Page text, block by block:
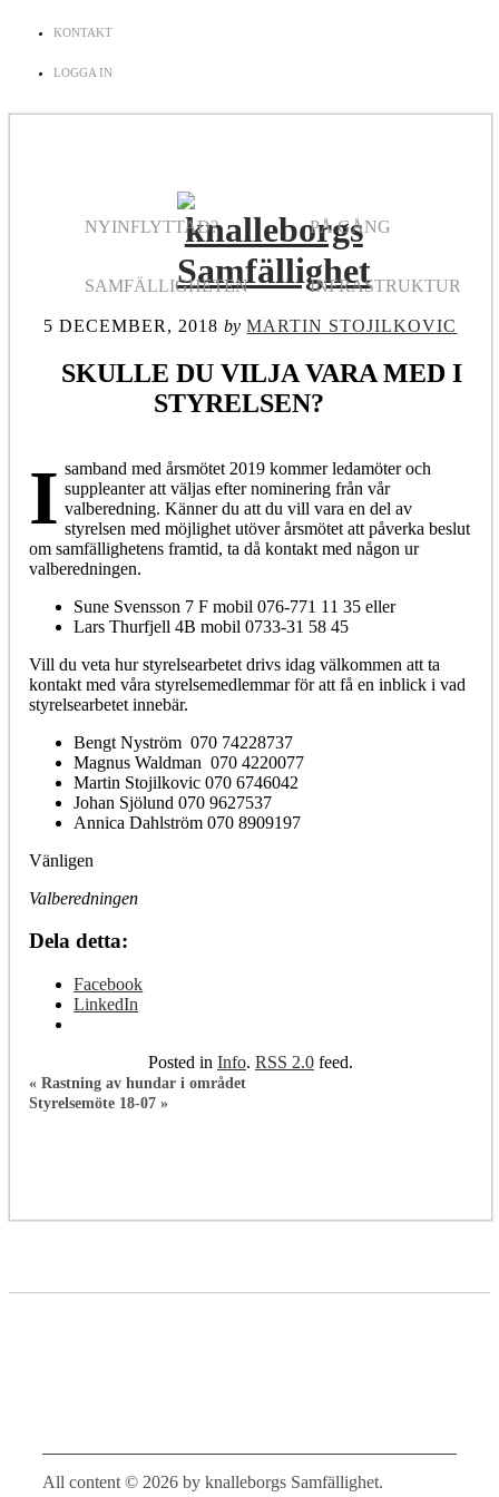
KONTAKT
LOGGA IN
NYINFLYTTAD?
SAMFÄLLIGHETEN
PÅ GÅNG
INFRASTRUKTUR
5 DECEMBER, 2018 by MARTIN STOJILKOVIC
SKULLE DU VILJA VARA MED I
STYRELSEN?
I samband med årsmötet 2019 kommer ledamöter och
suppleanter att väljas efter nominering från vår
valberedning. Känner du att du vill vara en del av
styrelsen med möjlighet utöver årsmötet att påverka beslut
om samfällighetens framtid, ta då kontakt med någon ur
valberedningen.
Sune Svensson 7 F mobil 076-771 11 35 eller
Lars Thurfjell 4B mobil 0733-31 58 45
Vill du veta hur styrelsearbetet drivs idag välkommen att ta
kontakt med våra styrelsemedlemmar för att få en inblick i vad
styrelsearbetet innebär.
Bengt Nyström 070 74228737
Magnus Waldman 070 4220077
Martin Stojilkovic 070 6746042
Johan Sjölund 070 9627537
Annica Dahlström 070 8909197
Vänligen
Valberedningen
Dela detta:
Facebook
LinkedIn
Posted in Info. RSS 2.0feed.
« Rastning av hundar i området
Styrelsemöte 18-07 »
All content © 2026 by knalleborgs Samfällighet.